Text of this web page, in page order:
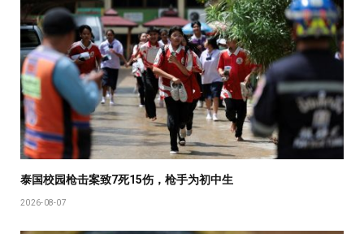
泰国校园枪击案致7死15伤，枪手为初中生
2026-08-07